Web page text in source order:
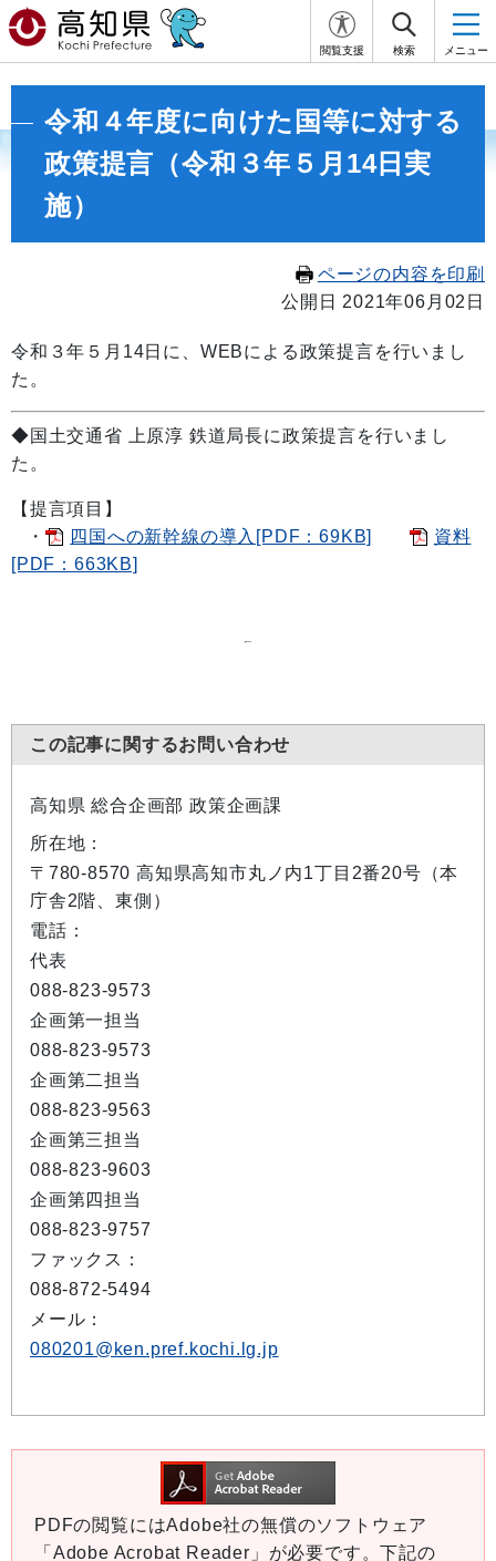
閲覧支援 検索 メニュー
令和４年度に向けた国等に対する
政策提言（令和３年５月14日実
施）
ページの内容を印刷
公開日 2021年06月02日
令和３年５月14日に、WEBによる政策提言を行いまし
た。
◆国土交通省 上原淳 鉄道局長に政策提言を行いまし
た。
【提言項目】
・
四国への新幹線の導入[PDF：69KB]
資料
[PDF：663KB]
この記事に関するお問い合わせ
高知県 総合企画部 政策企画課
所在地：
〒780-8570 高知県高知市丸ノ内1丁目2番20号（本
庁舎2階、東側）
電話：
代表
088-823-9573
企画第一担当
088-823-9573
企画第二担当
088-823-9563
企画第三担当
088-823-9603
企画第四担当
088-823-9757
ファックス：
088-872-5494
メール：
080201@ken.pref.kochi.lg.jp
PDFの閲覧にはAdobe社の無償のソフトウェア
「Adobe Acrobat Reader」が必要です。下記の